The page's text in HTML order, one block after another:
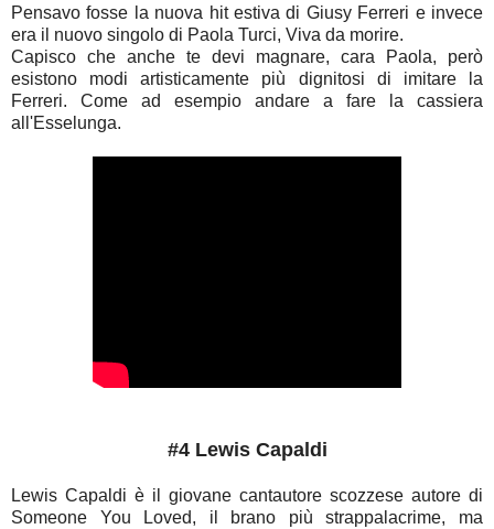
Pensavo fosse la nuova hit estiva di Giusy Ferreri e invece
era il nuovo singolo di Paola Turci, Viva da morire.
Capisco che anche te devi magnare, cara Paola, però
esistono modi artisticamente più dignitosi di imitare la
Ferreri. Come ad esempio andare a fare la cassiera
all'Esselunga.
#4 Lewis Capaldi
Lewis Capaldi è il giovane cantautore scozzese autore di
Someone You Loved, il brano più strappalacrime, ma